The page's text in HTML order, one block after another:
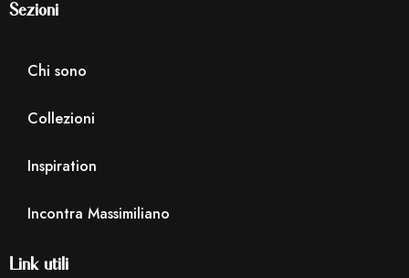
Sezioni
Chi sono
Collezioni
Inspiration
Incontra Massimiliano
Link utili